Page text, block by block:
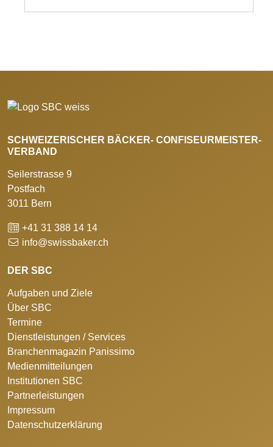
SCHWEIZERISCHER BÄCKER- CONFISEURMEISTER-
VERBAND
Seilerstrasse 9
Postfach
3011 Bern
+41 31 388 14 14
info@swissbaker.ch
DER SBC
Aufgaben und Ziele
Über SBC
Termine
Dienstleistungen / Services
Branchenmagazin Panissimo
Medienmitteilungen
Institutionen SBC
Partnerleistungen
Impressum
Datenschutzerklärung